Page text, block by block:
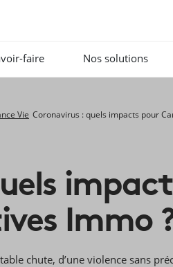
faire Nos solutions
Vie Coronavirus : quels impacts pour
Immo
chute, d’une violence sans